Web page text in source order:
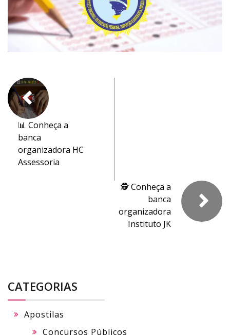
📊 Conheça a
banca
organizadora HC
Assessoria
🕵️ Conheça a
banca
organizadora
Instituto JK
CATEGORIAS
Apostilas
Concursos Públicos